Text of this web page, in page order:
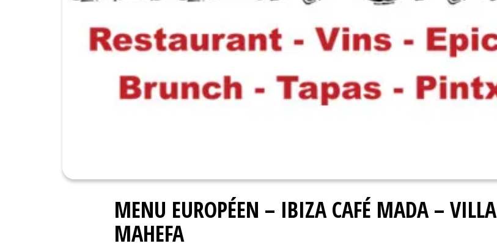
MENU EUROPÉEN – IBIZA CAFÉ MADA – VILLA
MAHEFA